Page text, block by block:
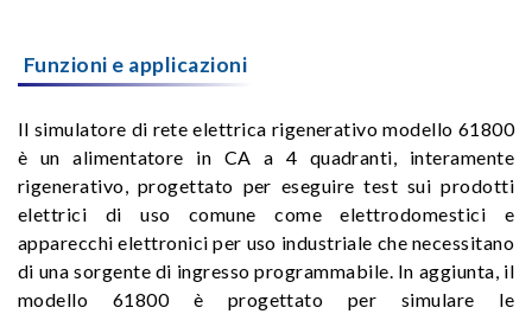
Funzioni e applicazioni
Il simulatore di rete elettrica rigenerativo modello 61800
è un alimentatore in CA a 4 quadranti, interamente
rigenerativo, progettato per eseguire test sui prodotti
elettrici di uso comune come elettrodomestici e
apparecchi elettronici per uso industriale che necessitano
di una sorgente di ingresso programmabile. In aggiunta, il
modello 61800 è progettato per simulare le